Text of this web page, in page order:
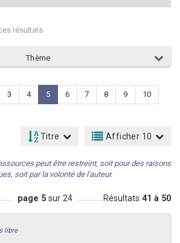
Thème
3 4 5 6 7 8 9 10
Titre Afficher 10
peut être restreint, soit pour des raisons
soit par la volonté de l'auteur.
page 5 sur 24 Résultats 41 à 50
libre